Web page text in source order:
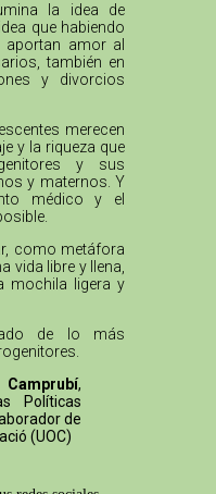
la idea de
que habiendo
amor al
también en
y divorcios
merecen
y la riqueza que
y sus
y maternos. Y
médico y el
como metáfora
vida libre y llena,
mochila ligera y
de lo más
,
Políticas
de
(UOC)